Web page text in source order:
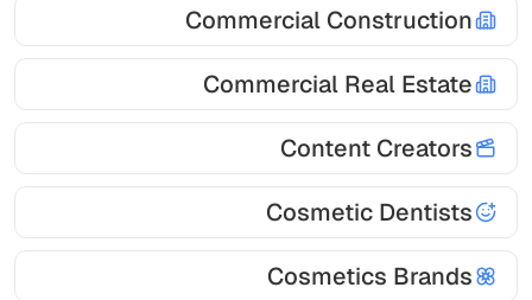
Commercial Construction
Commercial Real Estate
Content Creators
Cosmetic Dentists
Cosmetics Brands